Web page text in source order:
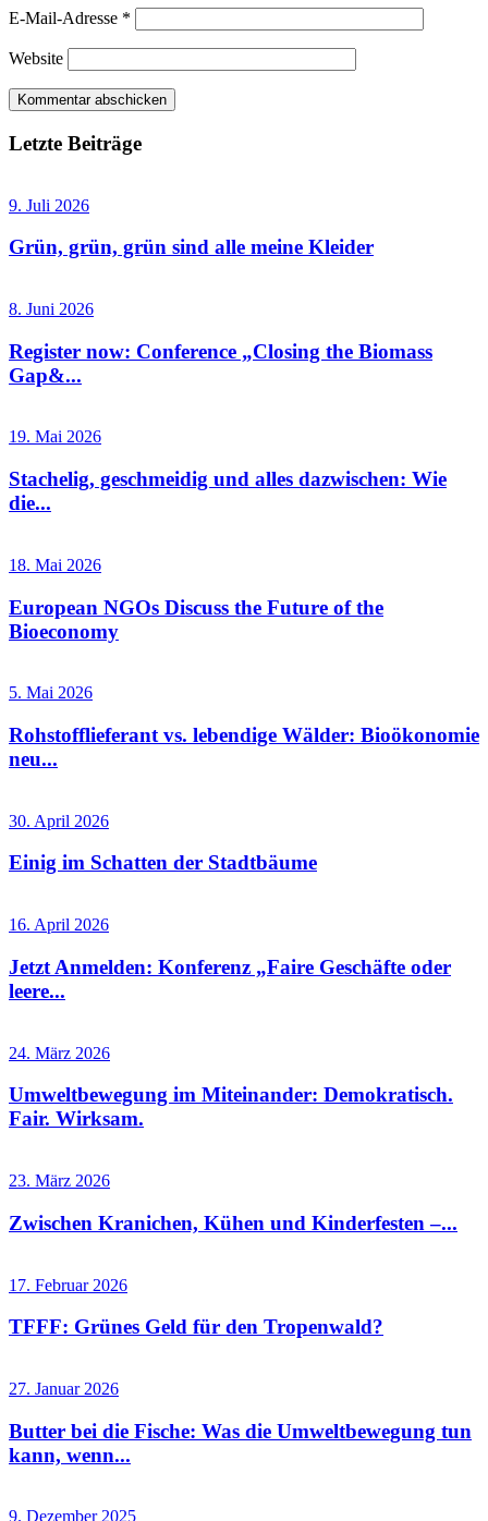
E-Mail-Adresse *
Website
Letzte Beiträge
9. Juli 2026
Grün, grün, grün sind alle meine Kleider
8. Juni 2026
Register now: Conference „Closing the Biomass
Gap&...
19. Mai 2026
Stachelig, geschmeidig und alles dazwischen: Wie
die...
18. Mai 2026
European NGOs Discuss the Future of the
Bioeconomy
5. Mai 2026
Rohstofflieferant vs. lebendige Wälder: Bioökonomie
neu...
30. April 2026
Einig im Schatten der Stadtbäume
16. April 2026
Jetzt Anmelden: Konferenz „Faire Geschäfte oder
leere...
24. März 2026
Umweltbewegung im Miteinander: Demokratisch.
Fair. Wirksam.
23. März 2026
Zwischen Kranichen, Kühen und Kinderfesten –...
17. Februar 2026
TFFF: Grünes Geld für den Tropenwald?
27. Januar 2026
Butter bei die Fische: Was die Umweltbewegung tun
kann, wenn...
9. Dezember 2025